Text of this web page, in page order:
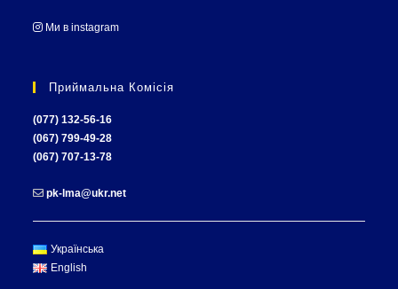
Ми в instagram
Приймальна Комісія
(077) 132-56-16
(067) 799-49-28
(067) 707-13-78
pk-lma@ukr.net
Українська
English